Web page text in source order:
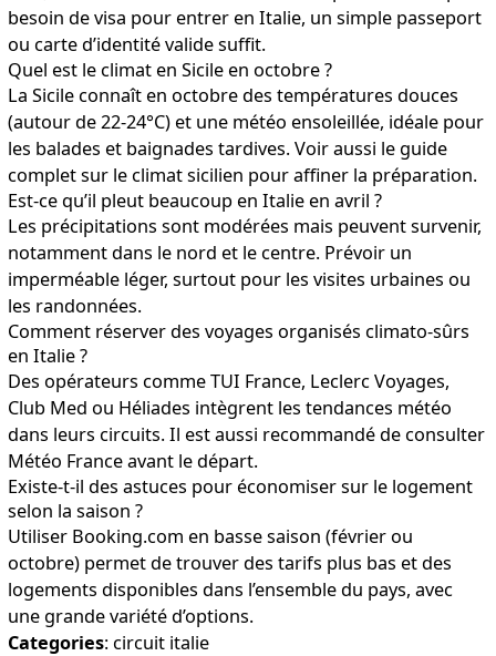
besoin de visa pour entrer en Italie, un simple passeport
ou carte d’identité valide suffit.
Quel est le climat en Sicile en octobre ?
La Sicile connaît en octobre des températures douces
(autour de 22-24°C) et une météo ensoleillée, idéale pour
les balades et baignades tardives. Voir aussi le guide
complet sur le climat sicilien pour affiner la préparation.
Est-ce qu’il pleut beaucoup en Italie en avril ?
Les précipitations sont modérées mais peuvent survenir,
notamment dans le nord et le centre. Prévoir un
imperméable léger, surtout pour les visites urbaines ou
les randonnées.
Comment réserver des voyages organisés climato-sûrs
en Italie ?
Des opérateurs comme TUI France, Leclerc Voyages,
Club Med ou Héliades intègrent les tendances météo
dans leurs circuits. Il est aussi recommandé de consulter
Météo France avant le départ.
Existe-t-il des astuces pour économiser sur le logement
selon la saison ?
Utiliser Booking.com en basse saison (février ou
octobre) permet de trouver des tarifs plus bas et des
logements disponibles dans l’ensemble du pays, avec
une grande variété d’options.
Categories: circuit italie